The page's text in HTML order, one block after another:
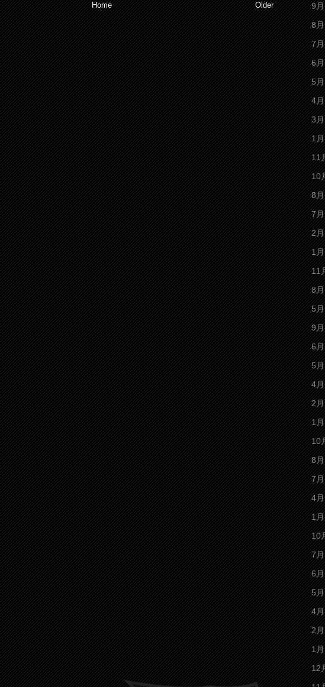
Older
Home
9
8
7
6
5
4
3
1
11
10
8
7
2
1
11
8
5
9
6
5
4
2
1
10
8
7
4
1
10
7
6
5
4
2
1
12